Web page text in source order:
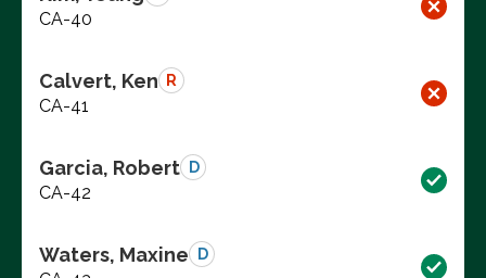
CA-40
Calvert, Ken R
CA-41
Garcia, Robert D
CA-42
Waters, Maxine D